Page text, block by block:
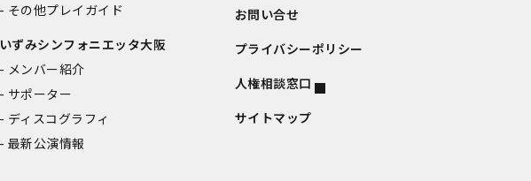
その他プレイガイド
いずみシンフォニエッタ大阪
メンバー紹介
サポーター
ディスコグラフィ
最新公演情報
お問い合せ
プライバシーポリシー
人権相談窓口
サイトマップ